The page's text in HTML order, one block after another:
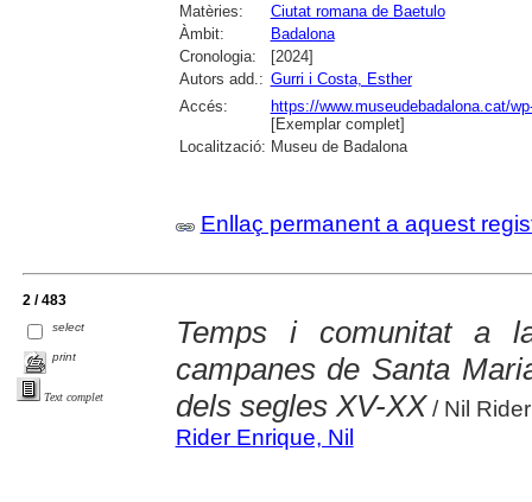
Matèries:
Ciutat romana de Baetulo
Àmbit:
Badalona
Cronologia:
[2024]
Autors add.: Gurri i Costa, Esther
Accés:
https://www.museudebadalona.cat/
[Exemplar complet]
Localització: Museu de Badalona
Enllaç permanent a aquest
2 / 483
select
print
Text complet
Temps i comunitat a
campanes de Santa
dels segles XV-XX / Nil
Rider Enrique, Nil